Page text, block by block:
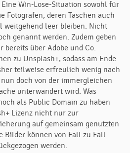
Win-Lose-Situation sowohl für
Fotografen, deren Taschen auch
weitgehend leer bleiben. Nicht
genannt werden. Zudem geben
bereits über Adobe und Co.
zu Unsplash+, sodass am Ende
teilweise erfreulich wenig nach
doch von der immergleichen
unterwandert wird. Was
als Public Domain zu haben
Lizenz nicht nur zur
auf gemeinsam genutzten
Bilder können von Fall zu Fall
werden.